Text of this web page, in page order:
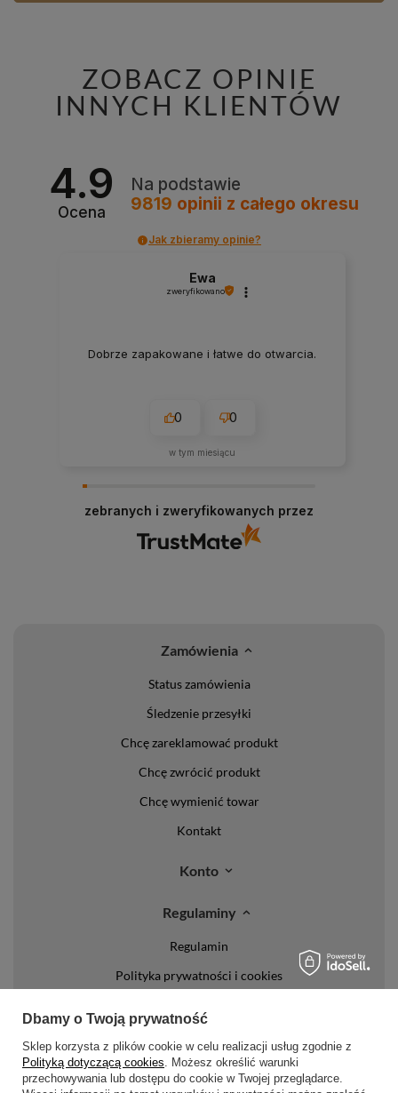
ZOBACZ OPINIE
INNYCH KLIENTÓW
4.9
Ocena
Na podstawie
9819 opinii z całego okresu
Jak zbieramy opinie?
Ewa
zweryfikowano
Dobrze zapakowane i łatwe do otwarcia.
0 0
w tym miesiącu
zebranych i zweryfikowanych przez
Zamówienia
Status zamówienia
Śledzenie przesyłki
Chcę zareklamować produkt
Chcę zwrócić produkt
Chcę wymienić towar
Kontakt
Konto
Regulaminy
Regulamin
Polityka prywatności i cookies
Formy dostawy
Dbamy o Twoją prywatność
Sklep korzysta z plików cookie w celu realizacji usług zgodnie z
Polityką dotyczącą cookies. Możesz określić warunki
przechowywania lub dostępu do cookie w Twojej przeglądarce.